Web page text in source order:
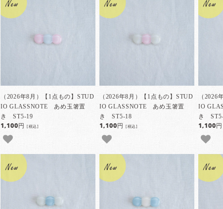
（2026年8月）【1点もの】STUD
IO GLASSNOTE あめ玉箸置
き ST5-19
1,100円[税込]
（2026年8月）【1点もの】STUD
IO GLASSNOTE あめ玉箸置
き ST5-18
1,100円[税込]
（2026
IO
き
1,100